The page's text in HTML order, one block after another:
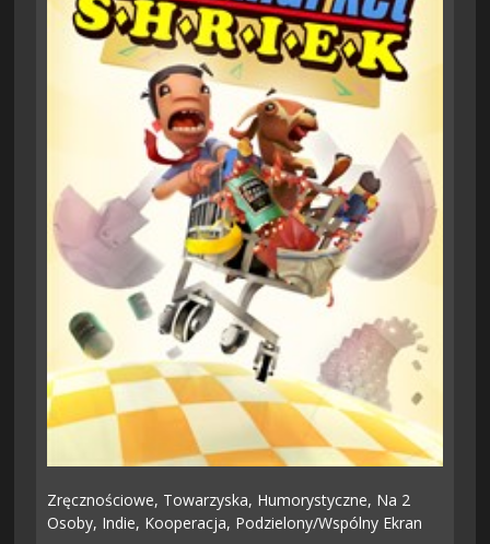
Zręcznościowe, Towarzyska, Humorystyczne, Na 2
Osoby, Indie, Kooperacja, Podzielony/wspólny Ekran